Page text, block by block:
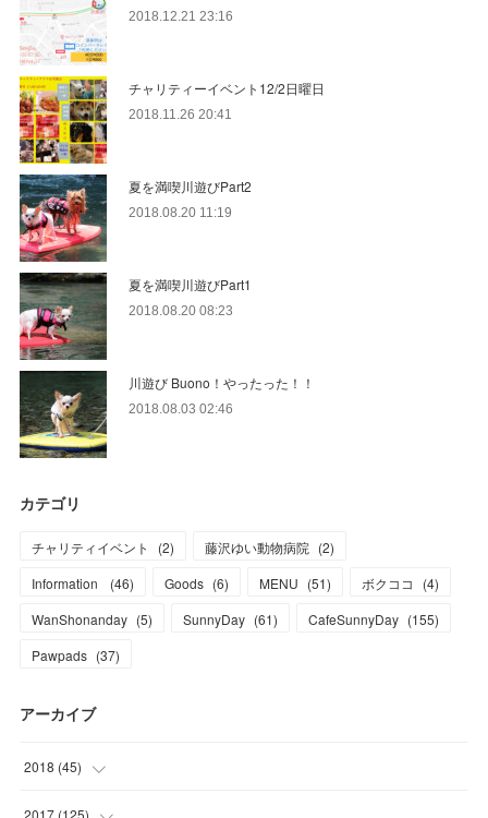
2018.12.21 23:16
チャリティーイベント12/2日曜日
2018.11.26 20:41
夏を満喫川遊びPart2
2018.08.20 11:19
夏を満喫川遊びPart1
2018.08.20 08:23
川遊び Buono！やったった！！
2018.08.03 02:46
カテゴリ
チャリティイベント (2) 藤沢ゆい動物病院 (2)
Information
(46) Goods (6) MENU (51) ボクココ (4)
WanShonanday (5) SunnyDay (61) CafeSunnyDay (155)
Pawpads (37)
アーカイブ
2018 (45)
(1)
2017 (125)